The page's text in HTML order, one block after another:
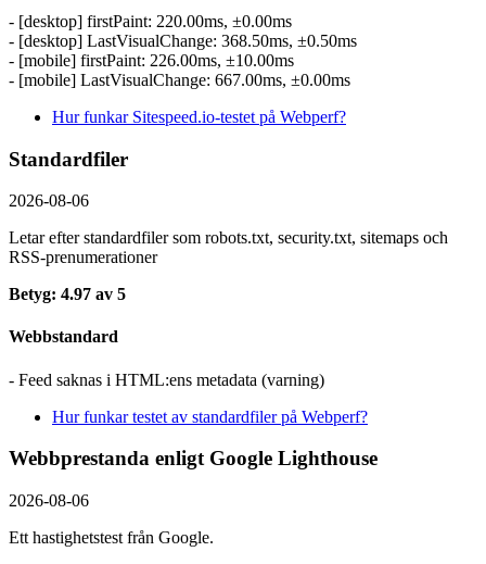
- [desktop] firstPaint: 220.00ms, ±0.00ms
- [desktop] LastVisualChange: 368.50ms, ±0.50ms
- [mobile] firstPaint: 226.00ms, ±10.00ms
- [mobile] LastVisualChange: 667.00ms, ±0.00ms
Hur funkar Sitespeed.io-testet på Webperf?
Standardfiler
2026-08-06
Letar efter standardfiler som robots.txt, security.txt, sitemaps och
RSS-prenumerationer
Betyg: 4.97 av 5
Webbstandard
- Feed saknas i HTML:ens metadata (varning)
Hur funkar testet av standardfiler på Webperf?
Webbprestanda enligt Google Lighthouse
2026-08-06
Ett hastighetstest från Google.